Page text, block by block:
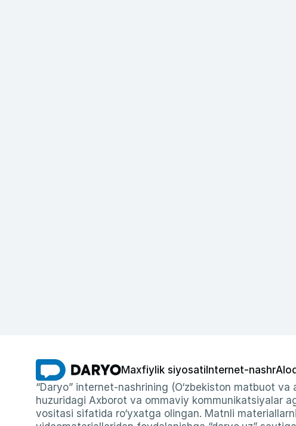
Maxfiylik siyosati Internet-nashr
“Daryo” internet-nashrining (O‘zbekiston matbuot
huzuridagi Axborot va ommaviy kommunikatsiyalar
vositasi sifatida ro‘yxatga olingan. Matnli